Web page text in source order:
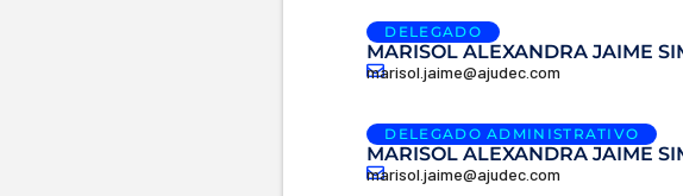
DELEGADO
MARISOL ALEXANDRA JAIME
marisol.jaime@ajudec.com
DELEGADO ADMINISTRATIVO
MARISOL ALEXANDRA JAIME
marisol.jaime@ajudec.com